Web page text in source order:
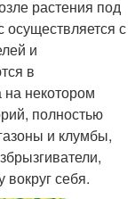
растения под
с
и
в
на некотором
полностью
и клумбы,
себя.